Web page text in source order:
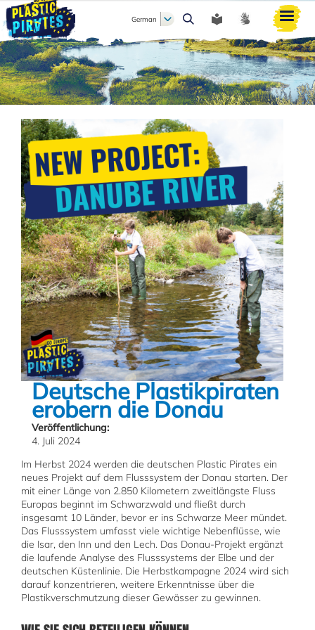
Suche
German
Bild
Deutsche Plastikpiraten
erobern die Donau
Veröffentlichung:
4. Juli 2024
Im Herbst 2024 werden die deutschen Plastic Pirates ein
neues Projekt auf dem Flusssystem der Donau starten. Der
mit einer Länge von 2.850 Kilometern zweitlängste Fluss
Europas beginnt im Schwarzwald und fließt durch
insgesamt 10 Länder, bevor er ins Schwarze Meer mündet.
Das Flusssystem umfasst viele wichtige Nebenflüsse, wie
die Isar, den Inn und den Lech. Das Donau-Projekt ergänzt
die laufende Analyse des Flusssystems der Elbe und der
deutschen Küstenlinie. Die Herbstkampagne 2024 wird sich
darauf konzentrieren, weitere Erkenntnisse über die
Plastikverschmutzung dieser Gewässer zu gewinnen.